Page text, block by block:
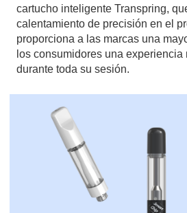
cartucho inteligente Transpring,
calentamiento de precisión en el
proporciona a las marcas una
los consumidores una
durante toda su sesión.